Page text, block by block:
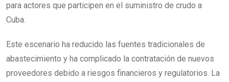
para actores que participen en el suministro de crudo a
Cuba.
Este escenario ha reducido las fuentes tradicionales de
abastecimiento y ha complicado la contratación de nuevos
proveedores debido a riesgos financieros y regulatorios. La